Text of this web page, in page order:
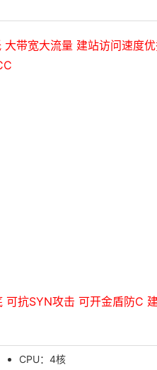
带宽大流量 建站访问速度
抗SYN攻击 可开金盾防C
CPU：4核